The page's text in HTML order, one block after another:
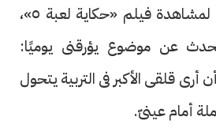
«الميلينيالز»، ذهبت لمشاهدة فيلم «حكاية لعبة ٥»،
عن موضوع يؤرقنى يوميًا:
قلقى الأكبر فى التربية يتحول
أمام عينىّ.